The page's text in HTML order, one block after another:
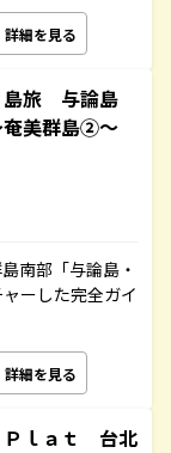
詳細を見る
旅 与論島
美群島②～
南部「与論島・
ーした完全ガイ
詳細を見る
ｌａｔ 台北